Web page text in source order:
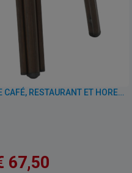
TABOURET DE BAR DE TERRASSE DE CAFÉ, RESTAURANT ET HORECA – ISLAND – ALUMINIUM/ROTIN
67,50